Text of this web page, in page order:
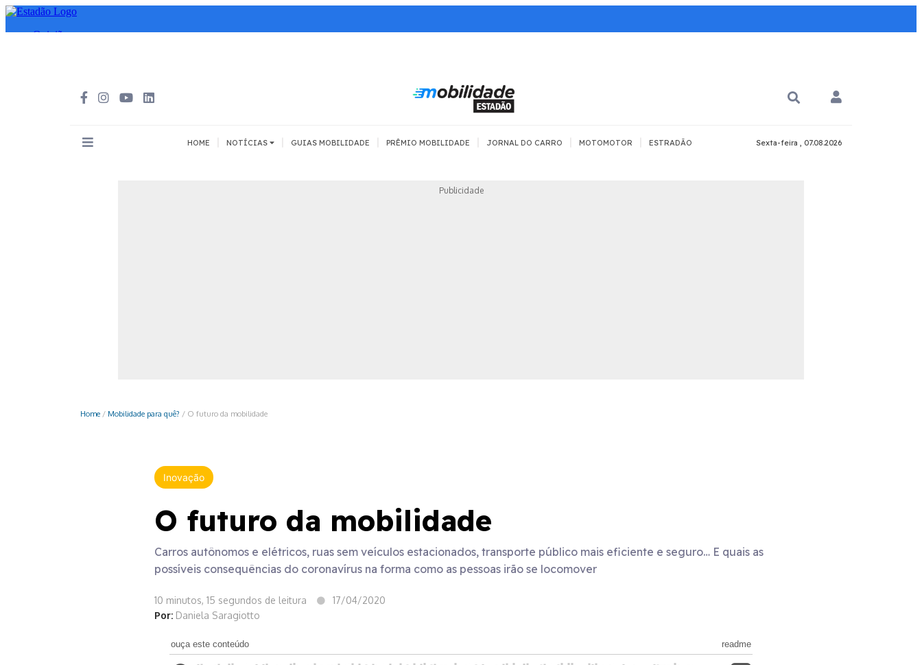
HOME NOTÍCIAS
Scooter elétrica
MOBILIDADE COM
SEGURANÇA
GUIAS MOBILIDADE PRÊMIO MOBILIDADE JORNAL DO CARRO MOTOMOTOR ESTRADÃO Sexta-feira , 07.08.2026
Publicidade
Home / Mobilidade para quê? / O futuro da mobilidade
Inovação
O futuro da mobilidade
Carros autônomos e elétricos, ruas sem veículos estacionados, transporte público mais eficiente e seguro… E quais as
possíveis consequências do coronavírus na forma como as pessoas irão se locomover
10 minutos, 15 segundos de leitura
17/04/2020
Por: Daniela Saragiotto
ouça este conteúdo readme